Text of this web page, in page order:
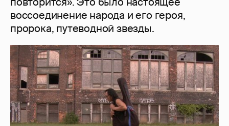
воссоединение народа и его героя,
пророка, путеводной звезды.